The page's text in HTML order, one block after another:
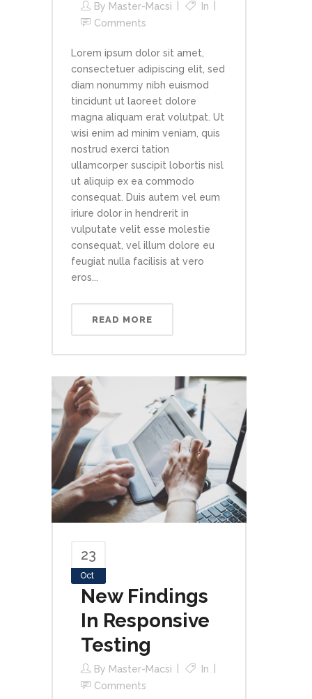
By Master-Macsi
In
Comments
Lorem ipsum dolor sit amet,
consectetuer adipiscing elit, sed
diam nonummy nibh euismod
tincidunt ut laoreet dolore
magna aliquam erat volutpat. Ut
wisi enim ad minim veniam, quis
nostrud exerci tation
ullamcorper suscipit lobortis nisl
ut aliquip ex ea commodo
consequat. Duis autem vel eum
iriure dolor in hendrerit in
vulputate velit esse molestie
consequat, vel illum dolore eu
feugiat nulla facilisis at vero
eros...
READ MORE
23
Oct
New Findings
In Responsive
Testing
By Master-Macsi
In
Comments